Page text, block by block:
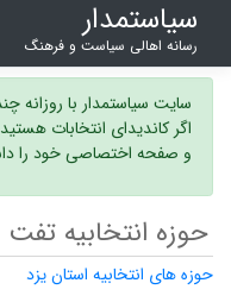
سیاستمدار
رسانه اهالی سیاست و فرهنگ
سایت سیاستمدار با روزانه
اگر کاندیدای انتخابات
و صفحه اختصاصی خود را
حوزه انتخابیه
حوزه های انتخابیه استان یزد